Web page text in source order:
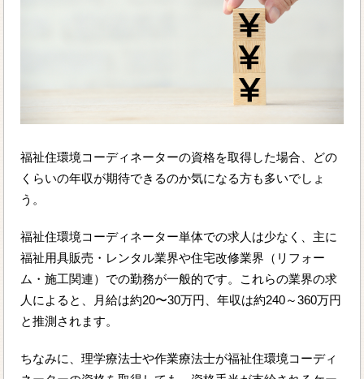
福祉住環境コーディネーターの資格を取得した場合、どの
くらいの年収が期待できるのか気になる方も多いでしょ
う。
福祉住環境コーディネーター単体での求人は少なく、主に
福祉用具販売・レンタル業界や住宅改修業界（リフォー
ム・施工関連）での勤務が一般的です。これらの業界の求
人によると、月給は約20〜30万円、年収は約240～360万円
と推測されます。
ちなみに、理学療法士や作業療法士が福祉住環境コーディ